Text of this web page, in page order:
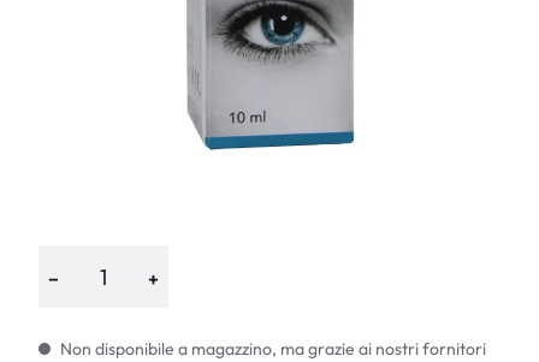
− +
Non disponibile a magazzino, ma grazie ai nostri fornitori